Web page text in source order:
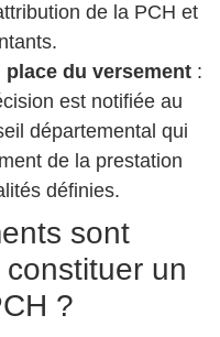
de la PCH et
du versement:
est notifiée au
départemental qui
de la prestation
définies.
sont
un
?